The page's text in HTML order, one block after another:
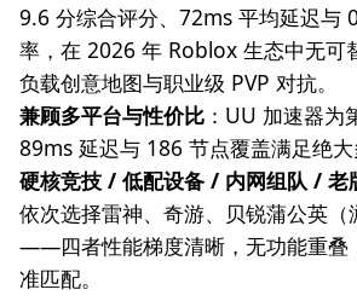
9.6 分综合评分、72ms 平均延迟与
率，在 2026 年 Roblox 生态中无可
负载创意地图与职业级 PVP 对抗。
兼顾多平台与性价比：UU 加速器为
89ms 延迟与 186 节点覆盖满足绝大
硬核竞技 / 低配设备 / 内网组队 / 老
依次选择雷神、奇游、贝锐蒲公英（
——四者性能梯度清晰，无功能重叠
准匹配。